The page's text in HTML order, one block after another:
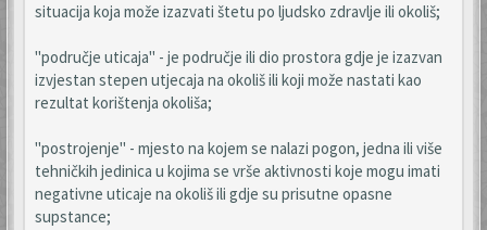
situacija koja može izazvati štetu po ljudsko zdravlje ili okoliš;
"područje uticaja" - je područje ili dio prostora gdje je izazvan
izvjestan stepen utjecaja na okoliš ili koji može nastati kao
rezultat korištenja okoliša;
"postrojenje" - mjesto na kojem se nalazi pogon, jedna ili više
tehničkih jedinica u kojima se vrše aktivnosti koje mogu imati
negativne uticaje na okoliš ili gdje su prisutne opasne
supstance;